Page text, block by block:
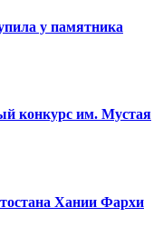
у памятника
конкурс им. Мустая
Хании Фархи